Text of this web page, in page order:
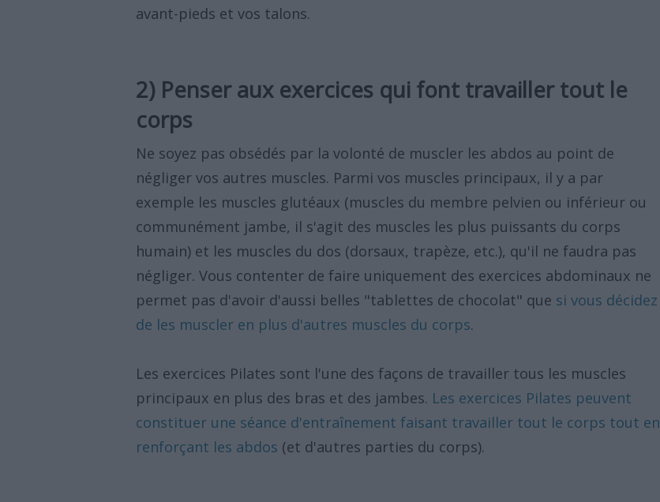
avant-pieds et vos talons.
2) Penser aux exercices qui font travailler tout le
corps
Ne soyez pas obsédés par la volonté de muscler les abdos au point de
négliger vos autres muscles. Parmi vos muscles principaux, il y a par
exemple les muscles glutéaux (muscles du membre pelvien ou inférieur ou
communément jambe, il s'agit des muscles les plus puissants du corps
humain) et les muscles du dos (dorsaux, trapèze, etc.), qu'il ne faudra pas
négliger. Vous contenter de faire uniquement des exercices abdominaux ne
permet pas d'avoir d'aussi belles "tablettes de chocolat" que si vous décidez
de les muscler en plus d'autres muscles du corps.
Les exercices Pilates sont l'une des façons de travailler tous les muscles
principaux en plus des bras et des jambes. Les exercices Pilates peuvent
constituer une séance d'entraînement faisant travailler tout le corps tout en
renforçant les abdos (et d'autres parties du corps).